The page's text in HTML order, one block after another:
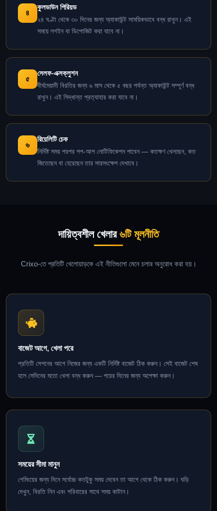
৪
কুলডাউন পিরিয়ড
২৪ ঘণ্টা থেকে ৩০ দিনের জন্য অ্যাকাউন্ট সাময়িকভাবে বন্ধ রাখুন। এই
সময়ে লগইন বা ডিপোজিট করা যাবে না।
৫
সেলফ-এক্সক্লুশন
দীর্ঘমেয়াদী বিরতির জন্য ৬ মাস থেকে ৫ বছর পর্যন্ত অ্যাকাউন্ট সম্পূর্ণ বন্ধ
রাখুন। এই সিদ্ধান্ত প্রত্যাহার করা যাবে না।
৬
রিয়েলিটি চেক
নির্দিষ্ট সময় পরপর পপ-আপ নোটিফিকেশন পাবেন — কতক্ষণ খেলছেন, কত
জিতেছেন বা হেরেছেন তার সারসংক্ষেপ দেখাবে।
দায়িত্বশীল খেলার ৬টি মূলনীতি
Crixo-তে প্রতিটি খেলোয়াড়কে এই নীতিগুলো মেনে চলার অনুরোধ করা হয়।
বাজেট আগে, খেলা পরে
প্রতিটি সেশনের আগে নিজের জন্য একটি নির্দিষ্ট বাজেট ঠিক করুন। সেই বাজেট শেষ
হলে সেদিনের মতো খেলা বন্ধ করুন — পরের দিনের জন্য অপেক্ষা করুন।
সময়ের সীমা মানুন
গেমিংয়ের জন্য দিনে সর্বোচ্চ কতটুকু সময় দেবেন তা আগে থেকে ঠিক করুন। ঘড়ি
দেখুন, বিরতি নিন এবং পরিবারের সাথে সময় কাটান।